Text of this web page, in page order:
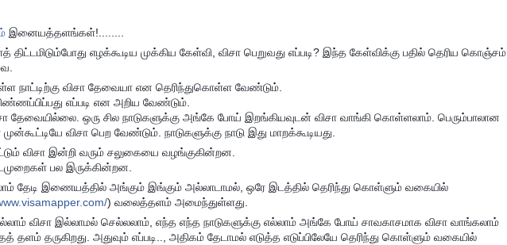
இனையத்தளங்கள்!........
எழக்கூடிய முக்கிய கேள்வி, விசா பெறுவது எப்படி? இந்த கேள்விக்கு பதில் தெரிய கொஞ்சம்
நாட்டிற்கு விசா தேவையா என தெரிந்துகொள்ள வேண்டும்.
எப்படி என அறிய வேண்டும்.
தேவையில்லை. ஒரு சில நாடுகளுக்கு அங்கே போய் இறங்கியவுடன் விசா வாங்கி கொள்ளலாம். பெரும்பாலான
விசா பெற வேண்டும். நாடுகளுக்கு நாடு இது மாறக்கூடியது.
மட்டும் விசா இன்றி வரும் சலுகையை வழங்குகின்றன.
பல இருக்கின்றன.
தேடி இணையத்தில் அங்கும் இங்கும் அல்லாடாமல், ஒரே இடத்தில் தெரிந்து கொள்ளும் வகையில்
) வலைத்தளம் அமைந்துள்ளது.
விசா இல்லாமல் செல்லலாம், எந்த எந்த நாடுகளுக்கு எல்லாம் அங்கே போய் சாவகாசமாக விசா வாங்கலாம்
தருகிறது. அதுவும் எப்படி.., அதிகம் தேடாமல் எடுத்த எடுப்பிலேயே தெரிந்து கொள்ளும் வகையில்